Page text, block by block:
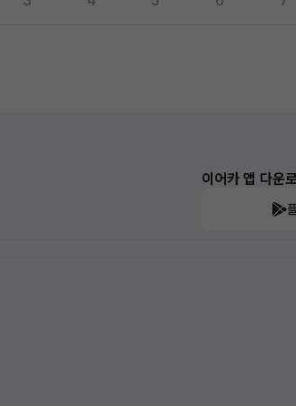
이어카 앱 다운